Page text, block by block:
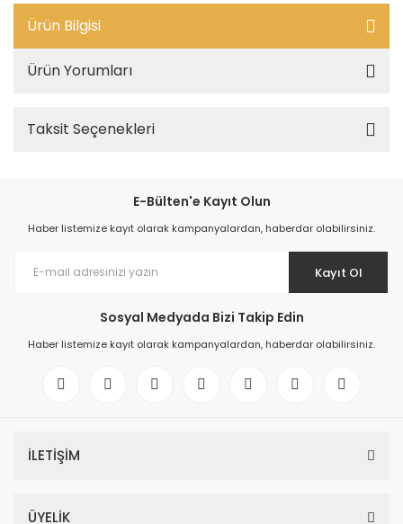
Ürün Bilgisi
Ürün Yorumları
Taksit Seçenekleri
E-Bülten'e Kayıt Olun
Haber listemize kayıt olarak kampanyalardan, haberdar olabilirsiniz.
Kayıt Ol
Sosyal Medyada Bizi Takip Edin
Haber listemize kayıt olarak kampanyalardan, haberdar olabilirsiniz.
İLETİŞİM
ÜYELİK